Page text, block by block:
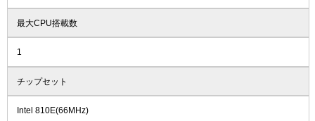
最大CPU搭載数
1
チップセット
Intel 810E(66MHz)